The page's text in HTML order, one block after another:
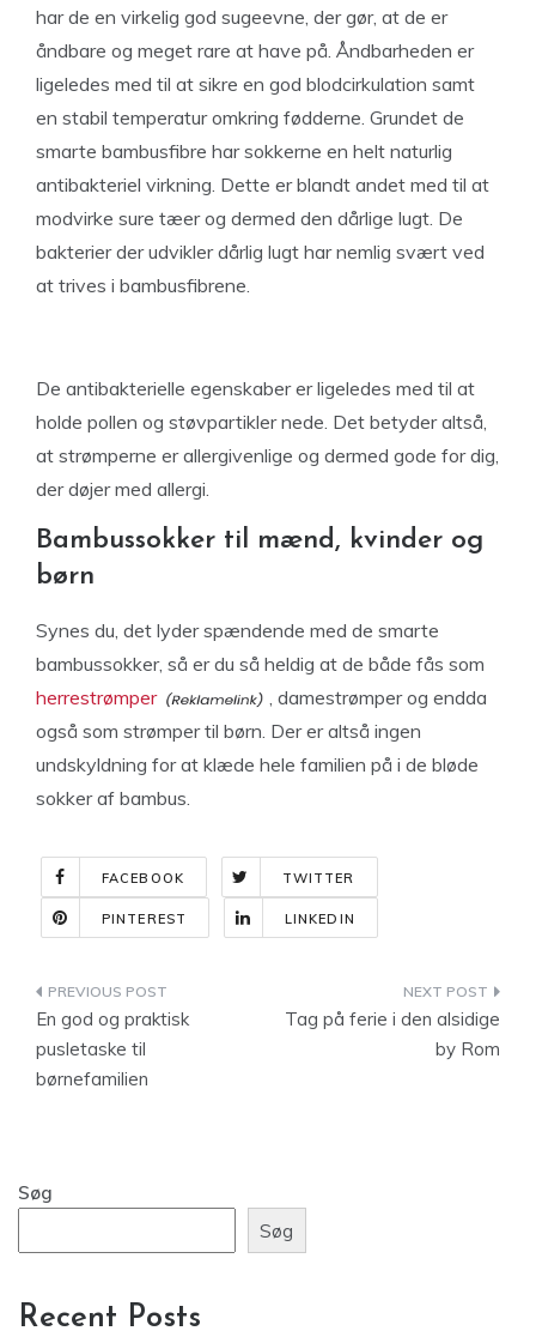
har de en virkelig god sugeevne, der gør, at de er
åndbare og meget rare at have på. Åndbarheden er
ligeledes med til at sikre en god blodcirkulation samt
en stabil temperatur omkring fødderne. Grundet de
smarte bambusfibre har sokkerne en helt naturlig
antibakteriel virkning. Dette er blandt andet med til at
modvirke sure tæer og dermed den dårlige lugt. De
bakterier der udvikler dårlig lugt har nemlig svært ved
at trives i bambusfibrene.
De antibakterielle egenskaber er ligeledes med til at
holde pollen og støvpartikler nede. Det betyder altså,
at strømperne er allergivenlige og dermed gode for dig,
der døjer med allergi.
Bambussokker til mænd, kvinder og
børn
Synes du, det lyder spændende med de smarte
bambussokker, så er du så heldig at de både fås som
herrestrømper
, damestrømper og endda
også som strømper til børn. Der er altså ingen
undskyldning for at klæde hele familien på i de bløde
sokker af bambus.
FACEBOOK TWITTER
PINTEREST LINKEDIN
Indlægsnavigation
En god og praktisk
pusletaske til
børnefamilien
Tag på ferie i den alsidige
by Rom
Søg
Søg
Recent Posts